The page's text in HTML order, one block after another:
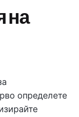
на
определете